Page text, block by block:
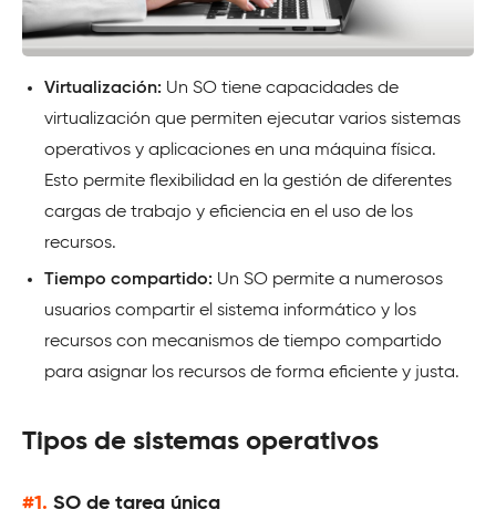
Virtualización: Un SO tiene capacidades de
virtualización que permiten ejecutar varios sistemas
operativos y aplicaciones en una máquina física.
Esto permite flexibilidad en la gestión de diferentes
cargas de trabajo y eficiencia en el uso de los
recursos.
Tiempo compartido: Un SO permite a numerosos
usuarios compartir el sistema informático y los
recursos con mecanismos de tiempo compartido
para asignar los recursos de forma eficiente y justa.
Tipos de sistemas operativos
#1. SO de tarea única